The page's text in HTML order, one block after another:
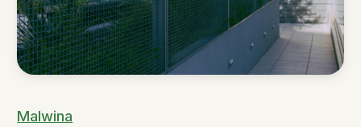
Malwina